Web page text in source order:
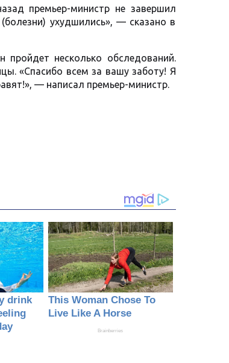
премьер-министр не завершил
ухудшились», — сказано в
пройдет несколько обследований.
«Спасибо всем за вашу заботу! Я
— написал премьер-министр.